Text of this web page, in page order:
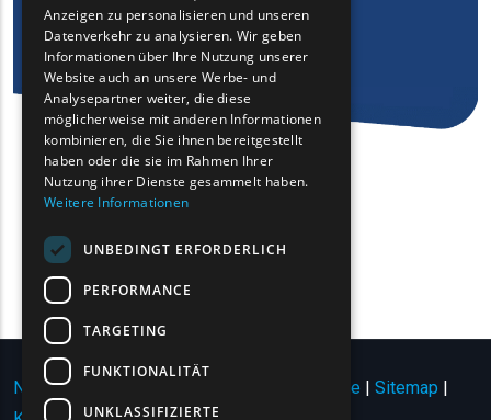
Nutzungsbedingungen | Datenschutzrichtlinie | Sitemap |
FRENCH
BULGARIAN
ROMANIAN
TURKISH
Anzeigen zu personalisieren und unseren
Datenverkehr zu analysieren. Wir geben
Informationen über Ihre Nutzung unserer
Website auch an unsere Werbe- und
Analysepartner weiter, die diese
möglicherweise mit anderen Informationen
kombinieren, die Sie ihnen bereitgestellt
haben oder die sie im Rahmen Ihrer
Nutzung ihrer Dienste gesammelt haben.
Weitere Informationen
UNBEDINGT ERFORDERLICH
PERFORMANCE
TARGETING
FUNKTIONALITÄT
UNKLASSIFIZIERTE